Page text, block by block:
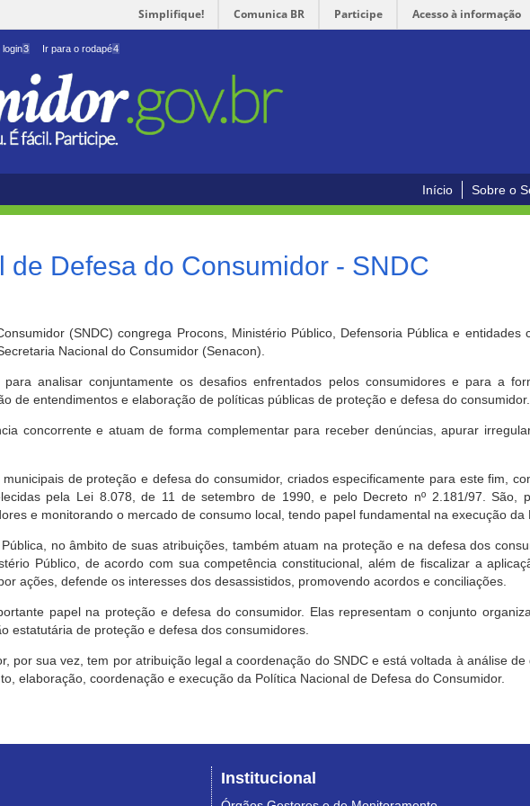
Simplifique! Comunica BR Participe Acesso à informação
login3 Ir para o rodapé4
Início Sobre o
de Defesa do Consumidor - SNDC
(SNDC) congrega Procons, Ministério Público, Defensoria Pública e
Nacional do Consumidor (Senacon).
analisar conjuntamente os desafios enfrentados pelos consumidores e para a
de entendimentos e elaboração de políticas públicas de proteção e defesa do consumidor.
concorrente e atuam de forma complementar para receber denúncias, apurar
de proteção e defesa do consumidor, criados especificamente para este fim,
pela Lei 8.078, de 11 de setembro de 1990, e pelo Decreto nº 2.181/97. São,
e monitorando o mercado de consumo local, tendo papel fundamental na execução
no âmbito de suas atribuições, também atuam na proteção e na defesa dos
Público, de acordo com sua competência constitucional, além de fiscalizar a
ações, defende os interesses dos desassistidos, promovendo acordos e conciliações.
papel na proteção e defesa do consumidor. Elas representam o conjunto
estatutária de proteção e defesa dos consumidores.
por sua vez, tem por atribuição legal a coordenação do SNDC e está voltada à análise
elaboração, coordenação e execução da Política Nacional de Defesa do Consumidor.
Institucional